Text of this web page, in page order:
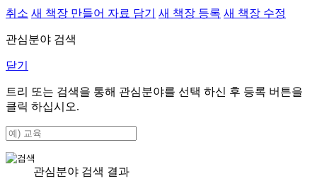
취소 새 책장 만들어 자료 담기 새 책장 등록 새 책장 수정
관심분야 검색
닫기
트리 또는 검색을 통해 관심분야를 선택 하신 후 등록 버튼을
클릭 하십시오.
관심분야 검색 결과